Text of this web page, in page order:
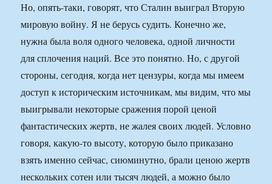
Но, опять-таки, говорят, что Сталин выиграл Вторую
мировую войну. Я не берусь судить. Конечно же,
нужна была воля одного человека, одной личности
для сплочения наций. Все это понятно. Но, с другой
стороны, сегодня, когда нет цензуры, когда мы имеем
доступ к историческим источникам, мы видим, что мы
выигрывали некоторые сражения порой ценой
фантастических жертв, не жалея своих людей. Условно
говоря, какую-то высоту, которую было приказано
взять именно сейчас, сиюминутно, брали ценою жертв
нескольких сотен или тысяч людей, а можно было